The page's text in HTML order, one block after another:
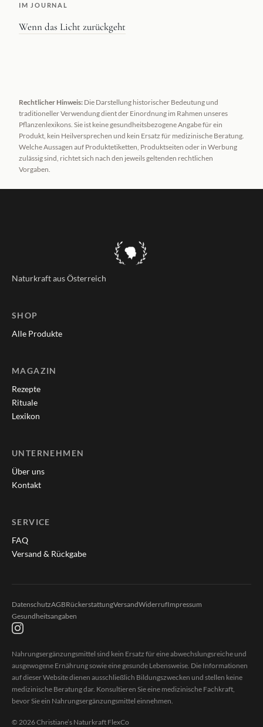
IM JOURNAL
Wenn das Licht zurückgeht
Rechtlicher Hinweis: Die Darstellung historischer Bedeutung und
traditioneller Verwendung dient der Einordnung im Rahmen unseres
Pflanzenlexikons. Sie ist keine gesundheitsbezogene Angabe für ein
Produkt, kein Heilversprechen und kein Ersatz für medizinische Beratung.
Welche Aussagen auf Produktetiketten, Produktseiten oder in Werbung
zulässig sind, richtet sich nach den jeweils geltenden rechtlichen
Vorgaben.
Naturkraft aus Österreich
SHOP
Alle Produkte
MAGAZIN
Rezepte
Rituale
Lexikon
UNTERNEHMEN
Über uns
Kontakt
SERVICE
FAQ
Versand & Rückgabe
DatenschutzAGBRückerstattungVersandWiderrufImpressum
Gesundheitsangaben
Nahrungsergänzungsmittel sind kein Ersatz für eine abwechslungsreiche und
ausgewogene Ernährung sowie eine gesunde Lebensweise. Die Informationen
auf dieser Website dienen ausschließlich Bildungszwecken und stellen keine
medizinische Beratung dar. Konsultieren Sie eine medizinische Fachkraft,
bevor Sie ein Nahrungsergänzungsmittel einnehmen.
© 2026Christiane’s Naturkraft FlexCo